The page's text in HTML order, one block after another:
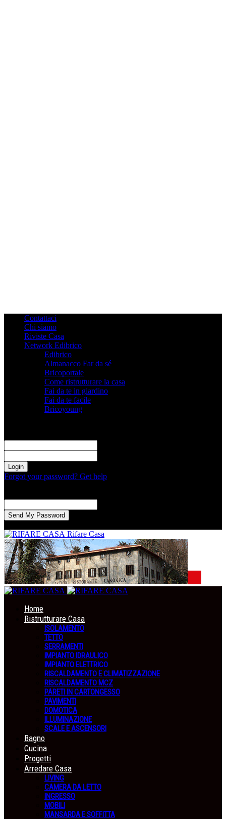
Contattaci
Chi siamo
Riviste Casa
Network Edibrico
Edibrico
Almanacco Far da sé
Bricoportale
Come ristrutturare la casa
Fai da te in giardino
Fai da te facile
Bricoyoung
Forgot your password? Get help
Rifare Casa
Home
Ristrutturare Casa
ISOLAMENTO
TETTO
SERRAMENTI
IMPIANTO IDRAULICO
IMPIANTO ELETTRICO
RISCALDAMENTO E CLIMATIZZAZIONE
RISCALDAMENTO MCZ
PARETI IN CARTONGESSO
PAVIMENTI
DOMOTICA
ILLUMINAZIONE
SCALE E ASCENSORI
Bagno
Cucina
Progetti
Arredare Casa
LIVING
CAMERA DA LETTO
INGRESSO
MOBILI
MANSARDA E SOFFITTA